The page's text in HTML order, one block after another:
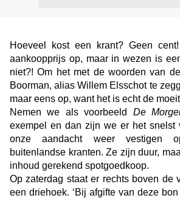
Hoeveel kost een krant? Geen
aankoopprijs op, maar in wezen is
niet?! Om het met de woorden van
Boorman, alias Willem Elsschot te
maar eens op, want het is echt de
Nemen we als voorbeeld De
exempel en dan zijn we er het snelst
onze aandacht weer vestigen
buitenlandse kranten. Ze zijn duur,
inhoud gerekend spotgoedkoop.
Op zaterdag staat er rechts boven de
een driehoek. ‘Bij afgifte van deze